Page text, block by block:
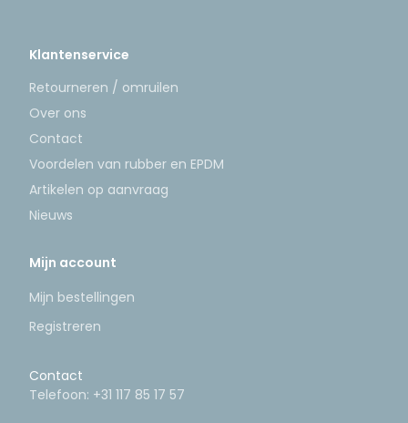
Klantenservice
Retourneren / omruilen
Over ons
Contact
Voordelen van rubber en EPDM
Artikelen op aanvraag
Nieuws
Mijn account
Mijn bestellingen
Registreren
Contact
Telefoon: +31 117 85 17 57